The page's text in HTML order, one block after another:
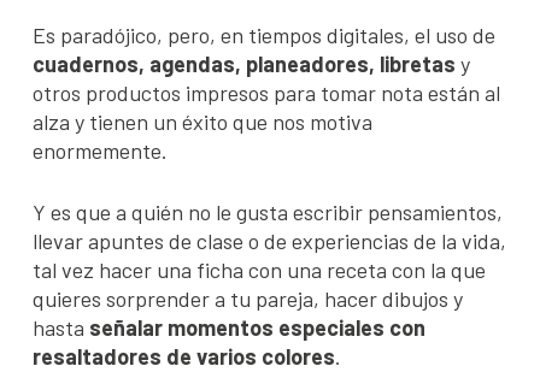
Es paradójico, pero, en tiempos digitales, el uso de
cuadernos, agendas, planeadores, libretas y
otros productos impresos para tomar nota están al
alza y tienen un éxito que nos motiva
enormemente.
Y es que a quién no le gusta escribir pensamientos,
llevar apuntes de clase o de experiencias de la vida,
tal vez hacer una ficha con una receta con la que
quieres sorprender a tu pareja, hacer dibujos y
hasta señalar momentos especiales con
resaltadores de varios colores.